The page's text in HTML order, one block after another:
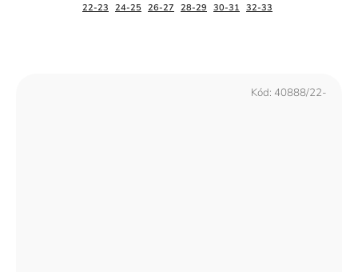
22-23 24-25 26-27 28-29 30-31 32-33
Kód: 40888/22-